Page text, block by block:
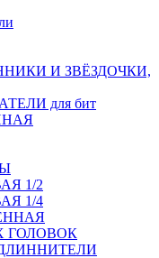
И ЗВЁЗДОЧКИ,
для бит
1/2
1/4
ГОЛОВОК